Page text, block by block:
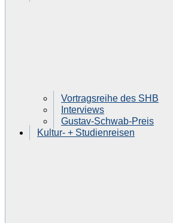
Vortragsreihe des SHB
Interviews
Gustav-Schwab-Preis
Kultur- + Studienreisen